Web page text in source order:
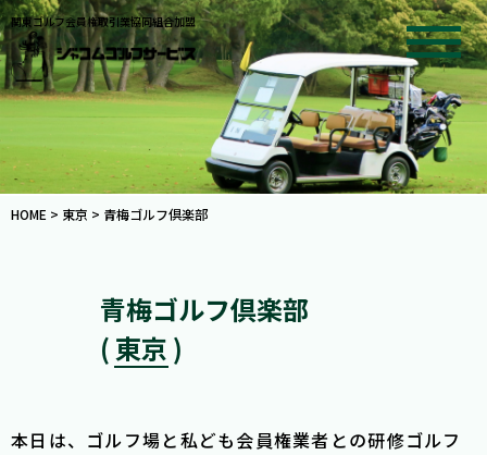
関東ゴルフ会員権取引業協同組合加盟
HOME > 東京 > 青梅ゴルフ倶楽部
青梅ゴルフ倶楽部
( 東京 )
本日は、ゴルフ場と私ども会員権業者との研修ゴルフ